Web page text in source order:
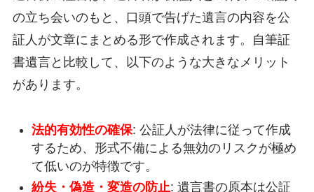
の立ち会いのもと、口頭で告げた遺言の内容を公
証人が文章にまとめる形で作成されます。自筆証
書遺言と比較して、以下のような大きなメリット
があります。
法的有効性の確保: 公証人が法律に従って作成
するため、形式不備による無効のリスクが極め
て低いのが特徴です。
紛失・偽造・変造の防止: 遺言書の原本は公証